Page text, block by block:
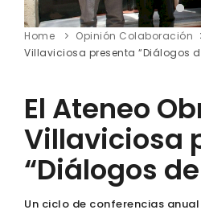
Home Opinión Colaboración
Villaviciosa presenta “Diálogos
El Ateneo
Villaviciosa
“Diálogos
Un ciclo de conferencias